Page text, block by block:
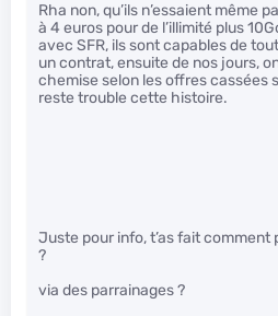
Rha non, qu’ils n’essaient même
à 4 euros pour de l’illimité plus
avec SFR, ils sont capables de
un contrat, ensuite de nos jours,
chemise selon les offres cassées
reste trouble cette histoire.
Juste pour info, t’as fait
?
via des parrainages ?